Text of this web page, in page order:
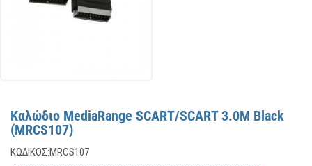
Καλώδιο MediaRange SCART/SCART 3.0M Black
(MRCS107)
ΚΩΔΙΚΌΣ:MRCS107